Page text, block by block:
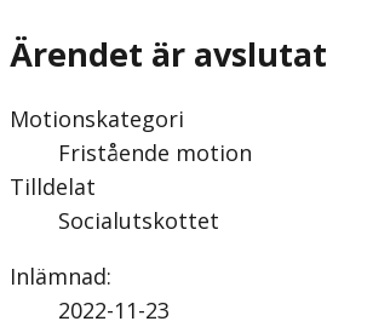
Ärendet är avslutat
Motionskategori
Fristående motion
Tilldelat
Socialutskottet
Inlämnad:
2022-11-23